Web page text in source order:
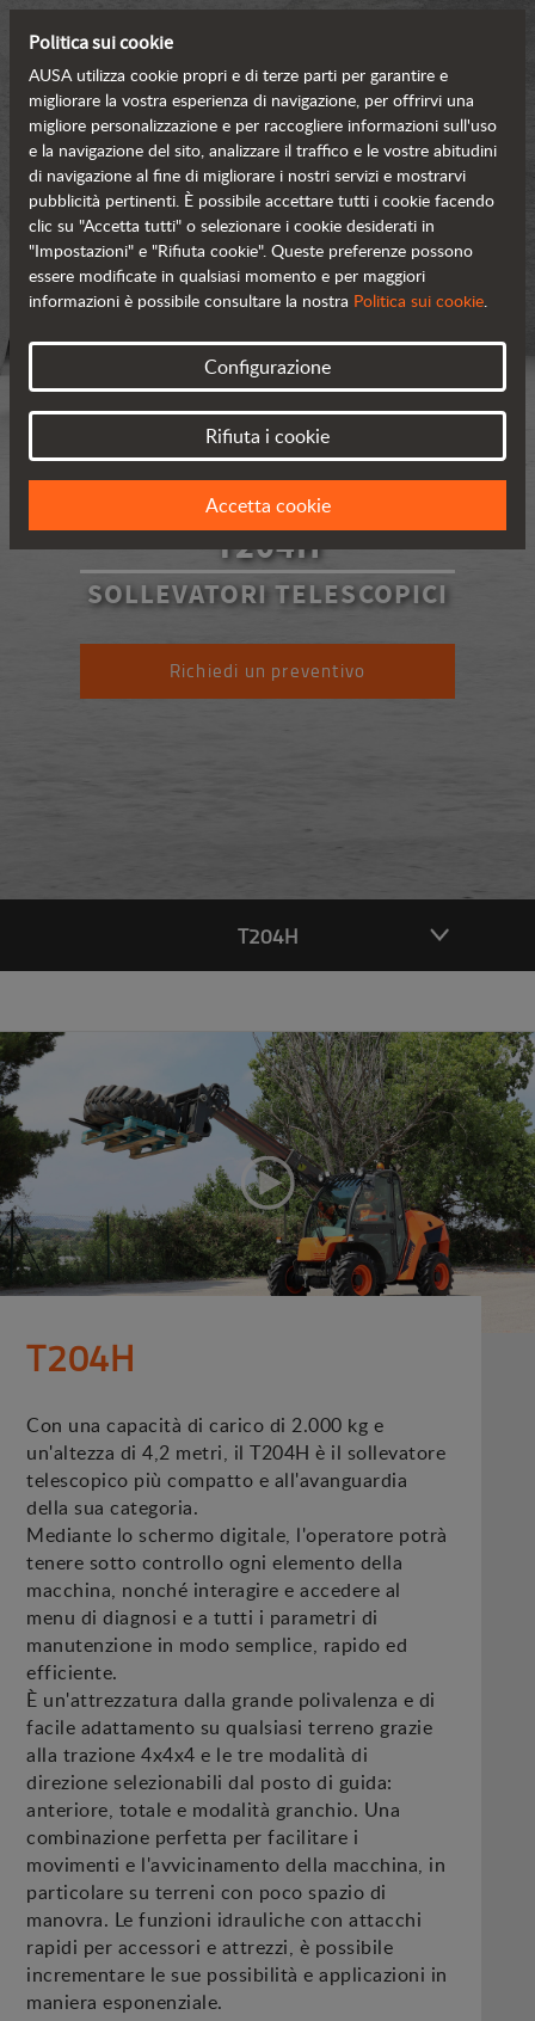
T204H
SOLLEVATORI TELESCOPICI
Richiedi un preventivo
T204H
T204H
Con una capacità di carico di 2.000 kg e
un'altezza di 4,2 metri, il T204H è il sollevatore
telescopico più compatto e all'avanguardia
della sua categoria.
Mediante lo schermo digitale, l'operatore potrà
tenere sotto controllo ogni elemento della
macchina, nonché interagire e accedere al
menu di diagnosi e a tutti i parametri di
manutenzione in modo semplice, rapido ed
efficiente.
È un'attrezzatura dalla grande polivalenza e di
facile adattamento su qualsiasi terreno grazie
alla trazione 4x4x4 e le tre modalità di
direzione selezionabili dal posto di guida:
anteriore, totale e modalità granchio. Una
combinazione perfetta per facilitare i
movimenti e l'avvicinamento della macchina, in
particolare su terreni con poco spazio di
manovra. Le funzioni idrauliche con attacchi
rapidi per accessori e attrezzi, è possibile
incrementare le sue possibilità e applicazioni in
maniera esponenziale.
Politica sui cookie
AUSA utilizza cookie propri e di terze parti per garantire e
migliorare la vostra esperienza di navigazione, per offrirvi una
migliore personalizzazione e per raccogliere informazioni sull'uso
e la navigazione del sito, analizzare il traffico e le vostre abitudini
di navigazione al fine di migliorare i nostri servizi e mostrarvi
pubblicità pertinenti. È possibile accettare tutti i cookie facendo
clic su "Accetta tutti" o selezionare i cookie desiderati in
"Impostazioni" e "Rifiuta cookie". Queste preferenze possono
essere modificate in qualsiasi momento e per maggiori
informazioni è possibile consultare la nostra Politica sui cookie.
Configurazione
Rifiuta i cookie
Accetta cookie